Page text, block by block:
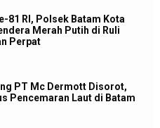
81 RI, Polsek Batam Kota
Merah Putih di Ruli
Perpat
PT Mc Dermott Disorot,
Pencemaran Laut di Batam